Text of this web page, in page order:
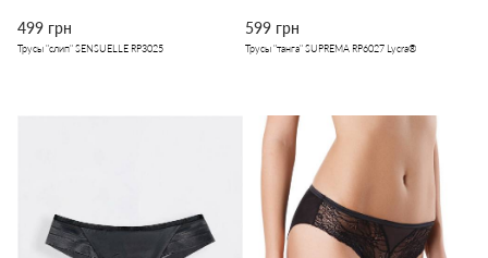
499 грн
Трусы "слип" SENSUELLE RP3025
599 грн
Трусы "танга" SUPREMA RP6027 Lycra®